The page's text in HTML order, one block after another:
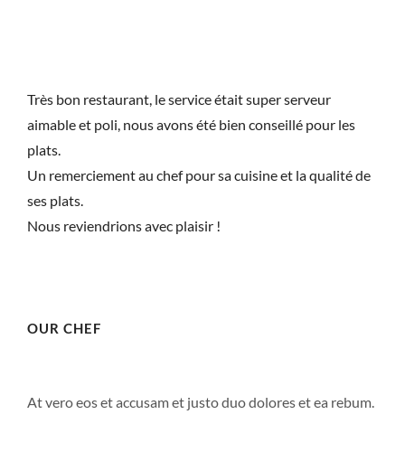
Très bon restaurant, le service était super serveur
aimable et poli, nous avons été bien conseillé pour les
plats.
Un remerciement au chef pour sa cuisine et la qualité de
ses plats.
Nous reviendrions avec plaisir !
OUR CHEF
At vero eos et accusam et justo duo dolores et ea rebum.